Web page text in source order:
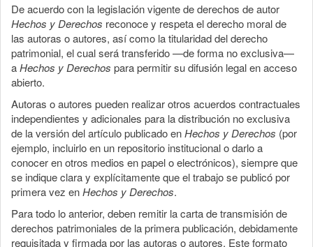
De acuerdo con la legislación vigente de derechos de autor
Hechos y Derechos reconoce y respeta el derecho moral de
las autoras o autores, así como la titularidad del derecho
patrimonial, el cual será transferido —de forma no exclusiva—
aHechos y Derechos para permitir su difusión legal en acceso
abierto.
Autoras o autores pueden realizar otros acuerdos contractuales
independientes y adicionales para la distribución no exclusiva
de la versión del artículo publicado enHechos y Derechos (por
ejemplo, incluirlo en un repositorio institucional o darlo a
conocer en otros medios en papel o electrónicos), siempre que
se indique clara y explícitamente que el trabajo se publicó por
primera vez enHechos y Derechos.
Para todo lo anterior, deben remitir la carta de transmisión de
derechos patrimoniales de la primera publicación, debidamente
requisitada y firmada por las autoras o autores. Este formato